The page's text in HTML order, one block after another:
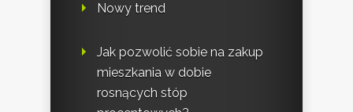
Nowy trend
Jak pozwolić sobie na zakup
mieszkania w dobie
rosnących stóp